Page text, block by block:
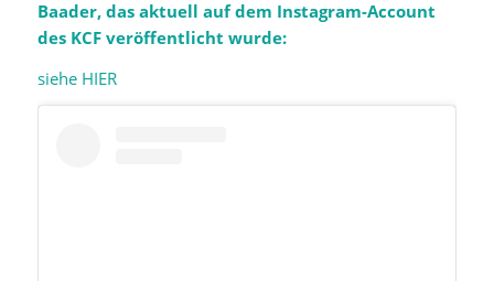
Baader, das aktuell auf dem Instagram-Account
des KCF veröffentlicht wurde:
siehe HIER